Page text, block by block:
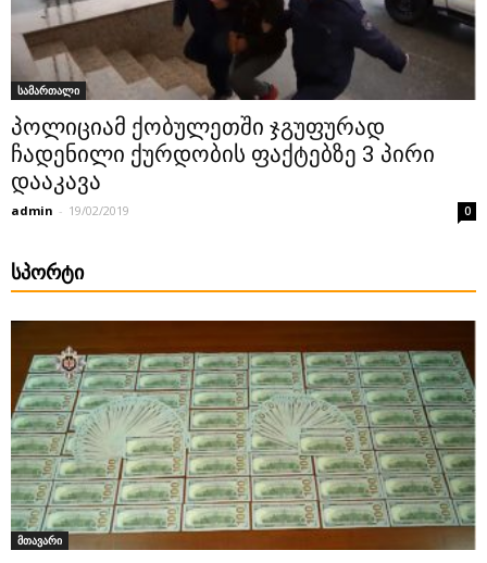
სამართალი
პოლიციამ ქობულეთში ჯგუფურად
ჩადენილი ქურდობის ფაქტებზე 3 პირი
დააკავა
admin - 19/02/2019 0
ᲡᲞᲝᲠᲢᲘ
მთავარი